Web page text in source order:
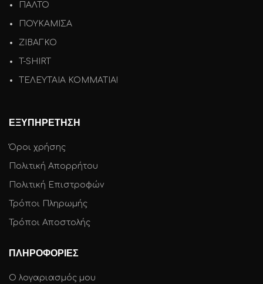
ΠΑΛΤΟ
ΠΟΥΚΑΜΙΣΑ
ΖΙΒΑΓΚΟ
T-SHIRT
ΤΕΛΕΥΤΑΙΑ ΚΟΜΜΑΤΙΑ!
ΕΞΥΠΗΡΕΤΗΣΗ
Όροι χρήσης
Πολιτική Απορρήτου
Πολιτική Επιστροφών
Τρόποι Πληρωμής
Τρόποι Αποστολής
ΠΛΗΡΟΦΟΡΙΕΣ
Ο λογαριασμός μου